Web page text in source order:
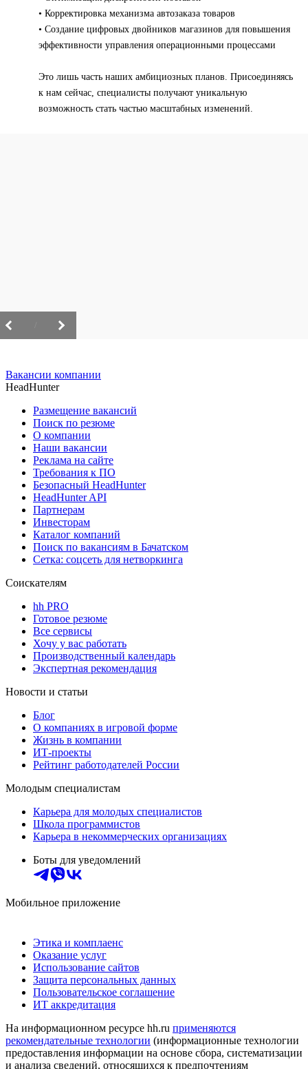
• Корректировка механизма автозаказа товаров
• Создание цифровых двойников магазинов для повышения
эффективности управления операционными процессами
Это лишь часть наших амбициозных планов. Присоединяясь
к нам сейчас, специалисты получают уникальную
возможность стать частью масштабных изменений.
Вакансии компании
HeadHunter
Размещение вакансий
Поиск по резюме
О компании
Наши вакансии
Реклама на сайте
Требования к ПО
Безопасный HeadHunter
HeadHunter API
Партнерам
Инвесторам
Каталог компаний
Поиск по вакансиям в Бачатском
Сетка: соцсеть для нетворкинга
Соискателям
hh PRO
Готовое резюме
Все сервисы
Хочу у вас работать
Производственный календарь
Экспертная рекомендация
Новости и статьи
Блог
О компаниях в игровой форме
Жизнь в компании
ИТ-проекты
Рейтинг работодателей России
Молодым специалистам
Карьера для молодых специалистов
Школа программистов
Карьера в некоммерческих организациях
Боты для уведомлений
Мобильное приложение
Этика и комплаенс
Оказание услуг
Использование сайтов
Защита персональных данных
Пользовательское соглашение
ИТ аккредитация
На информационном ресурсе hh.ru применяются
рекомендательные технологии (информационные технологии
предоставления информации на основе сбора, систематизации
и анализа сведений, относящихся к предпочтениям